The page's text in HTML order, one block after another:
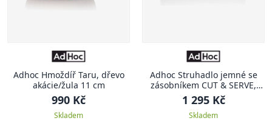
Adhoc Hmoždíř Taru, dřevo
akácie/žula 11 cm
990 Kč
Skladem
Adhoc Struhadlo jemné se
zásobníkem CUT & SERVE,
černý
1 295 Kč
Skladem